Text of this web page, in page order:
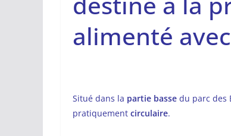
alimenté
Situé dans la partie basse du parc des
pratiquement circulaire.